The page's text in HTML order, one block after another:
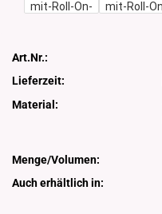
Art.Nr.:
Lieferzeit:
Material:
Menge/Volumen:
Auch erhältlich in: